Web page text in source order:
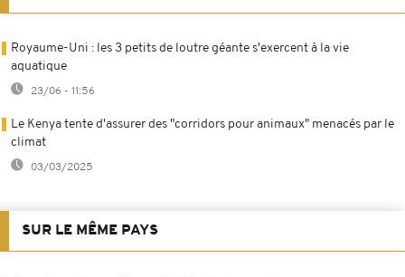
Royaume-Uni : les 3 petits de loutre géante s'exercent à la vie
aquatique
23/06 - 11:56
Le Kenya tente d'assurer des "corridors pour animaux" menacés par le
climat
03/03/2025
SUR LE MÊME PAYS